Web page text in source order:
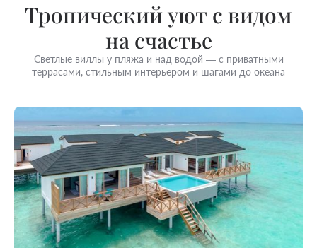
Тропический уют с видом
на счастье
Светлые виллы у пляжа и над водой — с приватными
террасами, стильным интерьером и шагами до океана